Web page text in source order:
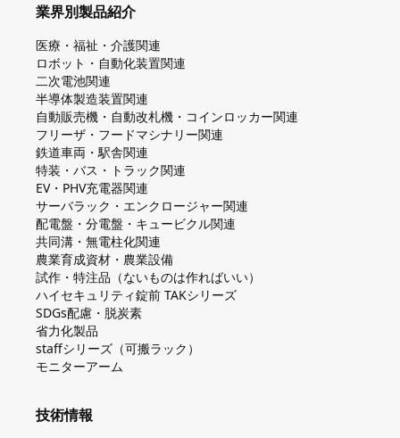
業界別製品紹介
医療・福祉・介護関連
ロボット・自動化装置関連
二次電池関連
半導体製造装置関連
自動販売機・自動改札機・コインロッカー関連
フリーザ・フードマシナリー関連
鉄道車両・駅舎関連
特装・バス・トラック関連
EV・PHV充電器関連
サーバラック・エンクロージャー関連
配電盤・分電盤・キュービクル関連
共同溝・無電柱化関連
農業育成資材・農業設備
試作・特注品（ないものは作ればいい）
ハイセキュリティ錠前 TAKシリーズ
SDGs配慮・脱炭素
省力化製品
staffシリーズ（可搬ラック）
モニターアーム
技術情報